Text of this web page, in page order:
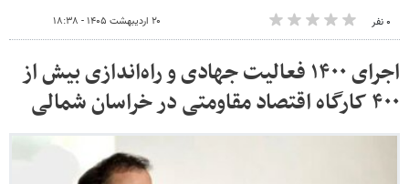
۰ نفر ۲۰ اردیبهشت ۱۴۰۵ - ۱۸:۳۸
اجرای ۱۴۰۰ فعالیت جهادی و راه‌اندازی بیش از
۴۰۰ کارگاه اقتصاد مقاومتی در خراسان شمالی